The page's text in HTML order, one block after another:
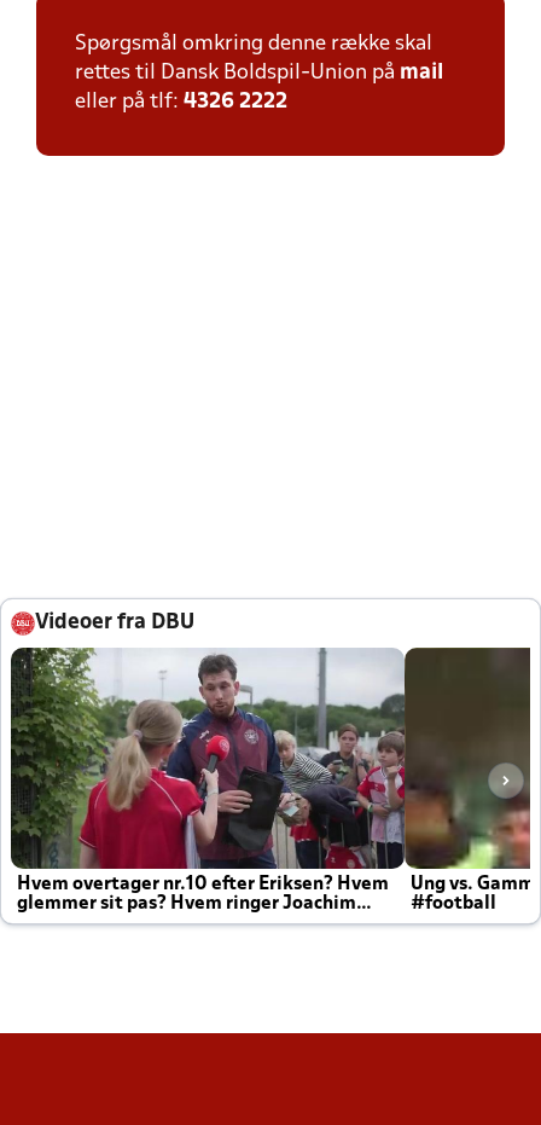
Spørgsmål omkring denne række skal
rettes til Dansk Boldspil-Union på mail
eller på tlf: 4326 2222
Videoer fra DBU
Hvem overtager nr.10 efter Eriksen? Hvem
glemmer sit pas? Hvem ringer Joachim
altid til efter kampe?
Ung vs.
#football